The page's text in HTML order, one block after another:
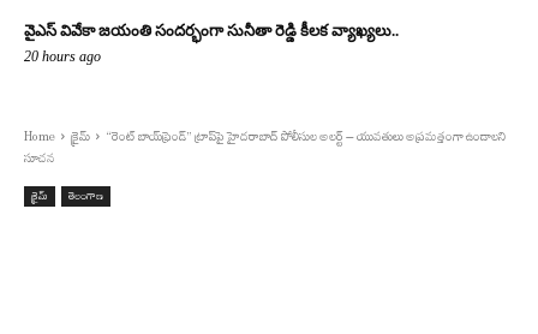
వైఎస్ వివేకా జయంతి సందర్భంగా సునీతా రెడ్డి కీలక వ్యాఖ్యలు..
20 hours ago